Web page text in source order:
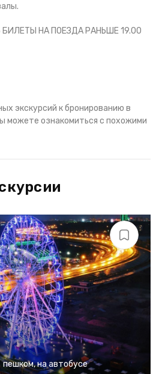
БИЛЕТЫ НА ПОЕЗДА РАНЬШЕ 19.00
экскурсий к бронированию в
можете ознакомиться с похожими
пешком, на автобусе